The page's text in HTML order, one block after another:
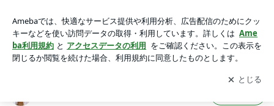
ント）
アプリをダウンロードして ブログの更新通知
を受け取りまし
ょう。
開く